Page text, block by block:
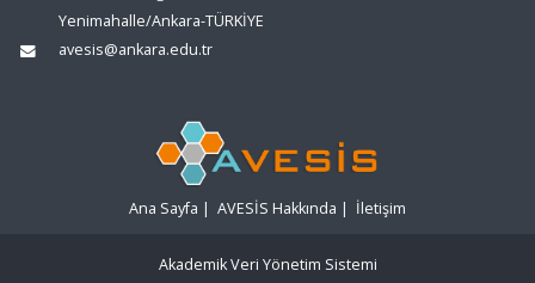
Yenimahalle/Ankara-TÜRKİYE
avesis@ankara.edu.tr
Ana Sayfa | AVESİS Hakkında | İletişim
Akademik Veri Yönetim Sistemi